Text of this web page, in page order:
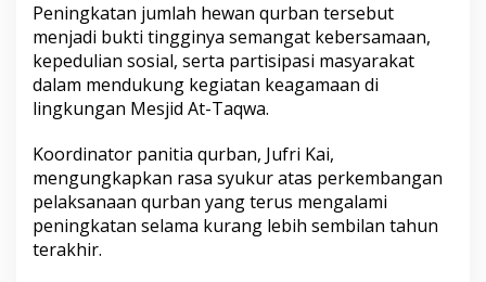
Peningkatan jumlah hewan qurban tersebut
menjadi bukti tingginya semangat kebersamaan,
kepedulian sosial, serta partisipasi masyarakat
dalam mendukung kegiatan keagamaan di
lingkungan Mesjid At-Taqwa.
Koordinator panitia qurban, Jufri Kai,
mengungkapkan rasa syukur atas perkembangan
pelaksanaan qurban yang terus mengalami
peningkatan selama kurang lebih sembilan tahun
terakhir.